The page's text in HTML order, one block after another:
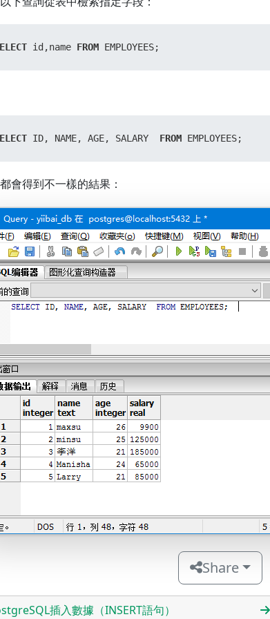
id,name FROM EMPLOYEES;
ID, NAME, AGE, SALARY FROM EMPLOYEES;
會得到不一樣的結果：
Share
插入數據（INSERT語句）